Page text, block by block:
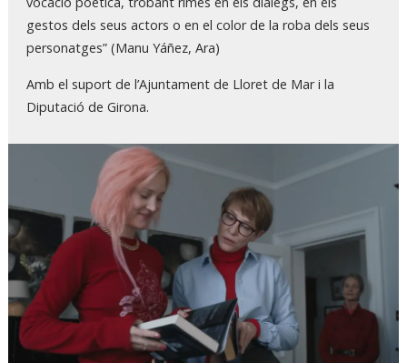
gestos dels seus actors o en el color de la roba dels seus
personatges” (Manu Yáñez, Ara)
Amb el suport de l’Ajuntament de Lloret de Mar i la
Diputació de Girona.